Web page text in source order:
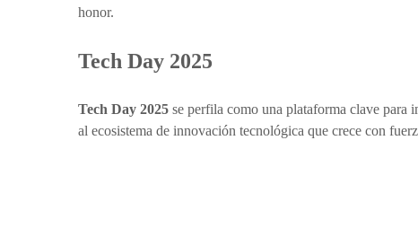
honor.
Tech Day 2025
Tech Day 2025se perfila como una plataforma clave para
al ecosistema de innovación tecnológica que crece con